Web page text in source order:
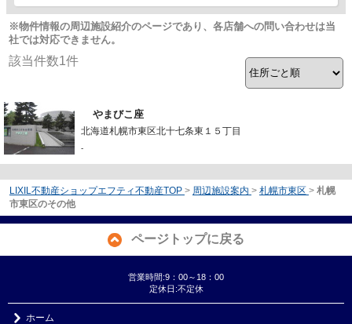
※物件情報の周辺施設紹介のページであり、各店舗への問い合わせは当
社では対応できません。
該当件数1件
やまびこ座
北海道札幌市東区北十七条東１５丁目
-
LIXIL不動産ショップエフティ不動産TOP > 周辺施設案内 > 札幌市東区 > 札幌
市東区のその他
ページトップに戻る
営業時間:9：00～18：00
定休日:不定休
ホーム